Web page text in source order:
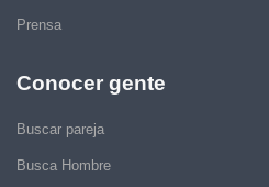
Prensa
Conocer gente
Buscar pareja
Busca Hombre